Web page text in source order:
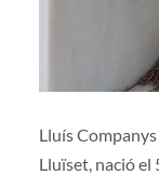
Lluís
Lluïset, nació el